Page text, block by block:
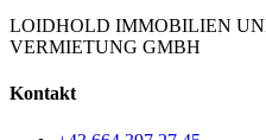
LOIDHOLD IMMOBILIEN
VERMIETUNG GMBH
Kontakt